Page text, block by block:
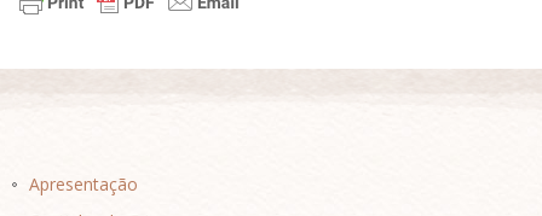
Apresentação